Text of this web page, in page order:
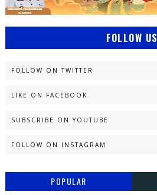
FOLLOW US
FOLLOW ON TWITTER
LIKE ON FACEBOOK
SUBSCRIBE ON YOUTUBE
FOLLOW ON INSTAGRAM
POPULAR